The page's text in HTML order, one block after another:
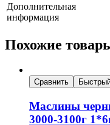
Дополнительная
информация
Похожие
Сравнить
Маслины
3000-3100г